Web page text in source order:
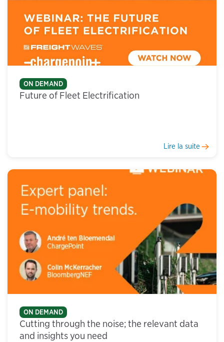
ON DEMAND
Future of Fleet Electrification
Lire la suite
ON DEMAND
Cutting through the noise; the relevant data
and insights you need